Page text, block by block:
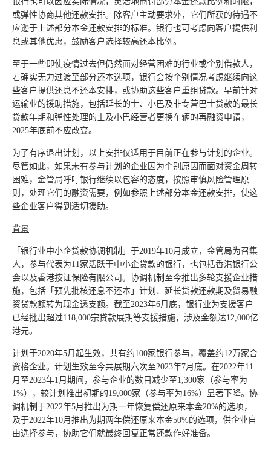
或弹性协商其他还款安排。除客户主动要求外，它们所获的待遇不
应逊于上述部分本金还款安排的标准。银行也可考虑向客户提供利
息或其他优惠，鼓励客户选择较高还本比例。
至于一些即使疫情过去但仍然面对经营困难的行业或个别借款人，
若确实无力过渡至部分还本选项，银行会按个别情况考虑继续向这
些客户提供还息不还本安排，或协助这些客户重组贷款。早前针对
运输业的援助措施，包括延长的士、小巴及非专营巴士贷款的最长
贷款年期和弹性处理的士及小巴经营者更换车辆的再融资申请，
2025年底前不应改变。
为了有序退出计划，以上安排仅适用于目前正在参与计划的企业。
尽管如此，如果未有参与计划的企业因为个别原因而面对资金周转
困难，金管局呼吁银行继续以包容的态度，按照审慎风险管理原
则，处理它们的融资需要，例如参照上述部分本金还款安排，使这
些企业客户得到适切援助。
背景
「银行业中小企贷款协调机制」于2019年10月成立，金管局为召集
人，参与代表为11家活跃于中小企贷款的银行，也包括香港银行公
会以及香港按证保险有限公司。协调机制至今推出多轮支援企业措
施，包括「预先批核还息不还本」计划、延长贷款还款期及贸易融
资贷款额转为现金透支额。截至2023年6月底，银行业为支援客户
已经批出超过118,000宗贷款展期等支援措施，涉及金额达12,000亿
港元。
计划于2020年5月起生效，共有约100家银行参与，覆盖约12万家合
资格企业。计划生效至今共展期六次至2023年7月底。在2022年11
月至2023年1月期间，参与企业的数目减少至1,300家（参与率为
1%），较计划推出初期的19,000家（参与率为16%）显著下降。协
调机制于2022年5月推出为期一年恢复偿还原来本金20%的选项，
及于2022年10月推出为期两年偿还原来本金50%的选项，供企业自
由选择参与，协助它们就最终回复正常还款作好准备。